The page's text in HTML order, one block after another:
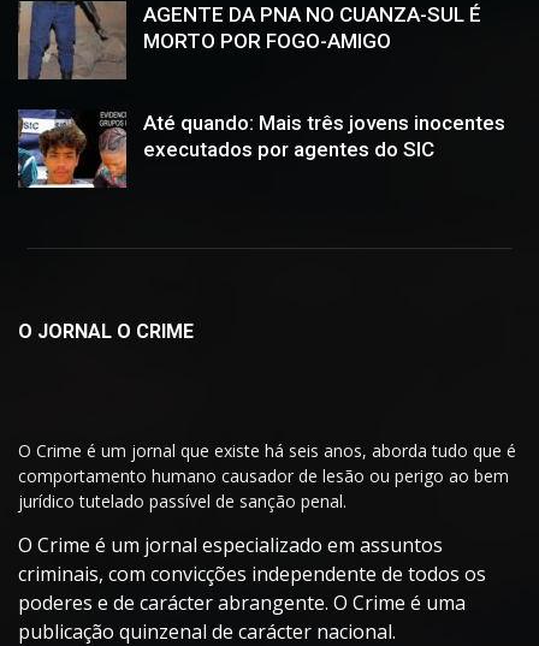
AGENTE DA PNA NO CUANZA-SUL É
MORTO POR FOGO-AMIGO
Até quando: Mais três jovens inocentes
executados por agentes do SIC
O JORNAL O CRIME
O Crime é um jornal que existe há seis anos, aborda tudo que é
comportamento humano causador de lesão ou perigo ao bem
jurídico tutelado passível de sanção penal.
O Crime é um jornal especializado em assuntos
criminais, com convicções independente de todos os
poderes e de carácter abrangente. O Crime é uma
publicação quinzenal de carácter nacional.